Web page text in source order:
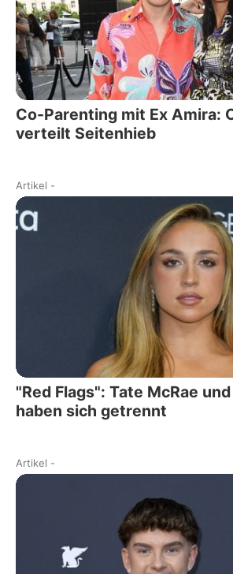
Co-Parenting mit Ex Amira:
verteilt Seitenhieb
Artikel -
"Red Flags": Tate McRae
haben sich getrennt
Artikel -